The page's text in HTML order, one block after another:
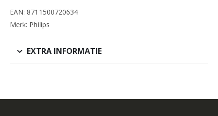
EAN: 8711500720634
Merk: Philips
EXTRA INFORMATIE